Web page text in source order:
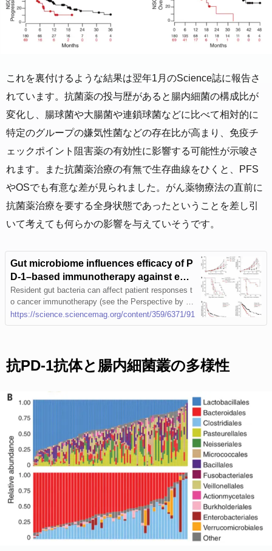
これを裏付けるような結果は翌年1月のScience誌に報告さ
れています。抗菌薬の投与歴があると腸内細菌の構成比が
変化し、腸球菌や大腸菌や連鎖球菌などに比べて相対的に
特定のグループの嫌気性菌などの存在比が高まり、免疫チ
ェックポイント阻害薬の有効性に影響する可能性が示唆さ
れます。また抗菌薬治療の有無で生存曲線をひくと、PFS
やOSでも有意な差が見られました。がん薬物療法の直前に
抗菌薬治療を要する全身状態であったということを差し引
いて考えても何らかの影響を与えていそうです。
Gut microbiome influences efficacy of P
D-1–based immunotherapy against epit
helial tumors
Resident gut bacteria can affect patient responses t
o cancer immunotherapy (see the Perspective by Jo
bin). Routy et al. show that antibiotic consumption is
associated with poor response to immunotherapeuti
esponding patients had low levels of the bacterium
Akkermansia muciniphila . Oral supplementation of t
sponse to immunotherapy. Matson et al. and Gopala
krishnan et al. studied melanoma patients receiving
PD-1 blockade and found a greater abundance of “g
ood” bacteria in the guts of responding patients. Non
responders had an imbalance in gut flora compositio
n, which correlated with impaired immune cell activit
y. Thus, maintaining healthy gut flora could help pati
ents combat cancer. Science , this issue p. [91][1],
p. [104][2], p. [97][3]; see also p. [32][4] Immune ch
eckpoint inhibitors (ICIs) targeting the PD-1/PD-L1 a
xis induce sustained clinical responses in a sizable
minority of cancer patients. We found that primary r
esistance to ICIs can be attributed to abnormal gut
microbiome composition. Antibiotics inhibited the cli
https://science.sciencemag.org/content/359/6371/91
抗PD-1抗体と腸内細菌叢の多様性